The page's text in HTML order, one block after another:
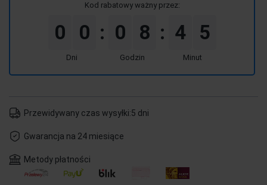
Kod rabatowy ważny przez:
0 0
Dni
: 0 8
Godzin
: 4 5
Minut
Przewidywany czas wysyłki:5 dni
Gwarancja na 24 miesiące
Metody płatności